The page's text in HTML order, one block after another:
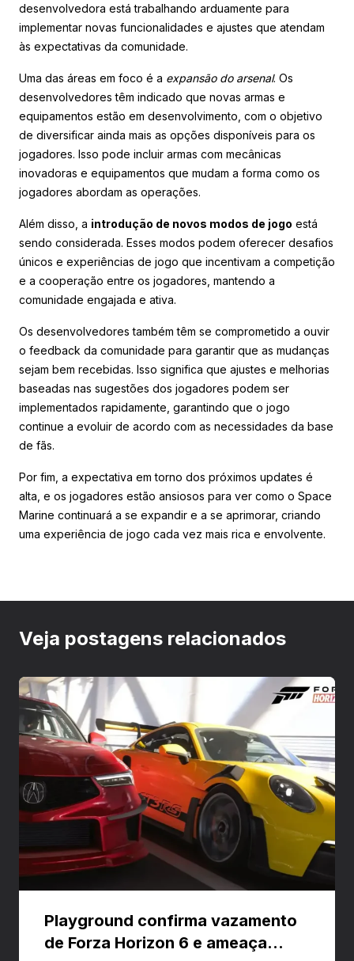
desenvolvedora está trabalhando arduamente para
implementar novas funcionalidades e ajustes que atendam
às expectativas da comunidade.
Uma das áreas em foco é a expansão do arsenal. Os
desenvolvedores têm indicado que novas armas e
equipamentos estão em desenvolvimento, com o objetivo
de diversificar ainda mais as opções disponíveis para os
jogadores. Isso pode incluir armas com mecânicas
inovadoras e equipamentos que mudam a forma como os
jogadores abordam as operações.
Além disso, a introdução de novos modos de jogo está
sendo considerada. Esses modos podem oferecer desafios
únicos e experiências de jogo que incentivam a competição
e a cooperação entre os jogadores, mantendo a
comunidade engajada e ativa.
Os desenvolvedores também têm se comprometido a ouvir
o feedback da comunidade para garantir que as mudanças
sejam bem recebidas. Isso significa que ajustes e melhorias
baseadas nas sugestões dos jogadores podem ser
implementados rapidamente, garantindo que o jogo
continue a evoluir de acordo com as necessidades da base
de fãs.
Por fim, a expectativa em torno dos próximos updates é
alta, e os jogadores estão ansiosos para ver como o Space
Marine continuará a se expandir e a se aprimorar, criando
uma experiência de jogo cada vez mais rica e envolvente.
Veja postagens relacionados
Playground confirma vazamento
de Forza Horizon 6 e ameaça